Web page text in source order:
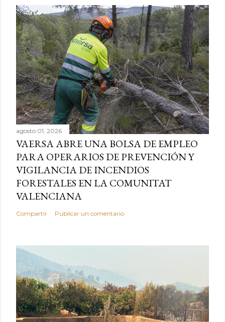
agosto 01, 2026
VAERSA ABRE UNA BOLSA DE EMPLEO
PARA OPERARIOS DE PREVENCIÓN Y
VIGILANCIA DE INCENDIOS
FORESTALES EN LA COMUNITAT
VALENCIANA
Compartir Publicar un comentario